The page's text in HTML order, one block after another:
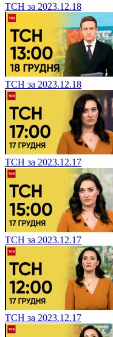
ТСН за 2023.12.18
ТСН за 2023.12.18
ТСН за 2023.12.17
ТСН за 2023.12.17
ТСН за 2023.12.17